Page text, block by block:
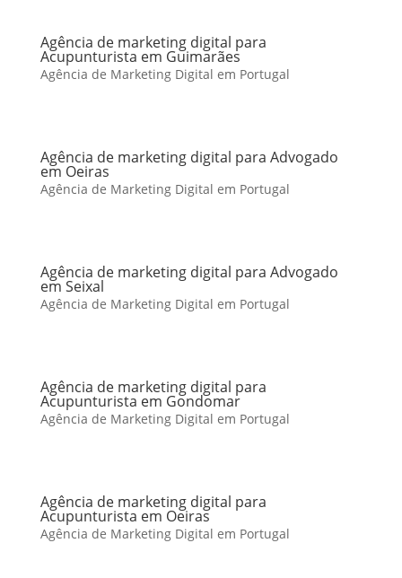
Agência de marketing digital para
Acupunturista em Guimarães
Agência de Marketing Digital em Portugal
Agência de marketing digital para Advogado
em Oeiras
Agência de Marketing Digital em Portugal
Agência de marketing digital para Advogado
em Seixal
Agência de Marketing Digital em Portugal
Agência de marketing digital para
Acupunturista em Gondomar
Agência de Marketing Digital em Portugal
Agência de marketing digital para
Acupunturista em Oeiras
Agência de Marketing Digital em Portugal